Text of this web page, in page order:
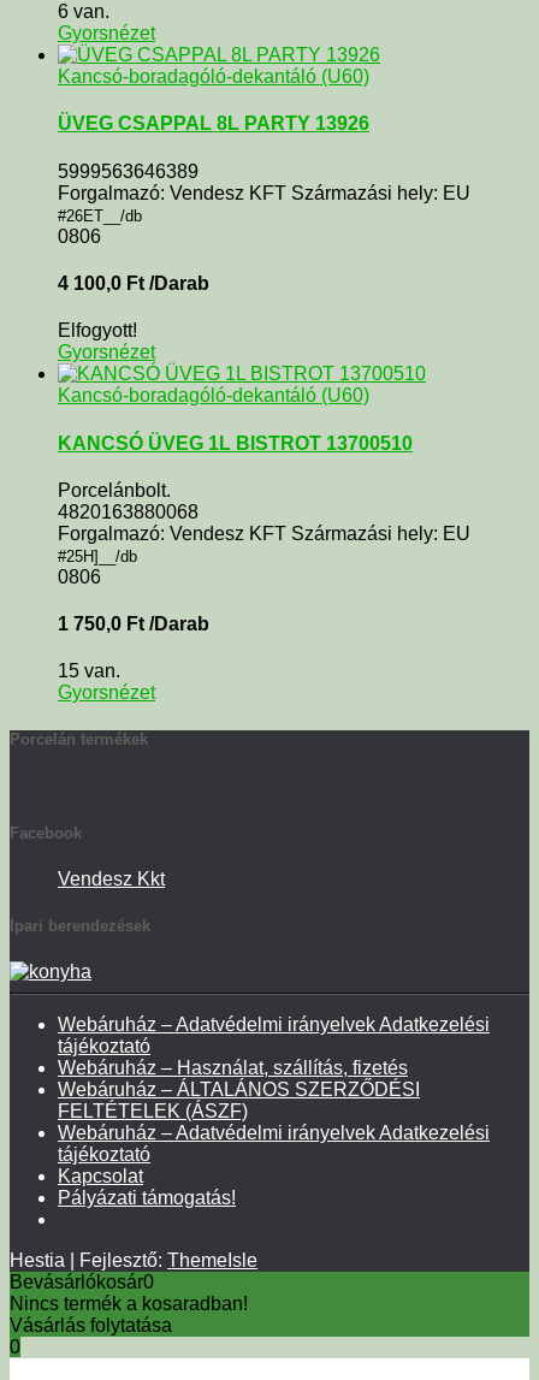
6 van.
Gyorsnézet
Kancsó-boradagóló-dekantáló (U60)
ÜVEG CSAPPAL 8L PARTY 13926
5999563646389
Forgalmazó: Vendesz KFT Származási hely: EU
#26ET__/db
0806
4 100,0 Ft /Darab
Elfogyott!
Gyorsnézet
Kancsó-boradagóló-dekantáló (U60)
KANCSÓ ÜVEG 1L BISTROT 13700510
Porcelánbolt.
4820163880068
Forgalmazó: Vendesz KFT Származási hely: EU
#25H]__/db
0806
1 750,0 Ft /Darab
15 van.
Gyorsnézet
Porcelán termékek
Facebook
Vendesz Kkt
Ipari berendezések
Webáruház – Adatvédelmi irányelvek Adatkezelési
tájékoztató
Webáruház – Használat, szállítás, fizetés
Webáruház – ÁLTALÁNOS SZERZŐDÉSI
FELTÉTELEK (ÁSZF)
Webáruház – Adatvédelmi irányelvek Adatkezelési
tájékoztató
Kapcsolat
Pályázati támogatás!
Hestia | Fejlesztő: ThemeIsle
Bevásárlókosár0
Nincs termék a kosaradban!
Vásárlás folytatása
0